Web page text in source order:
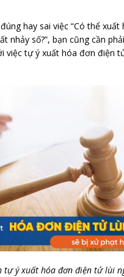
hay sai việc “Có thể xuất
nhảy số?”, bạn cũng cần
việc tự ý xuất hóa đơn điện
tự ý xuất hóa đơn điện tử lùi